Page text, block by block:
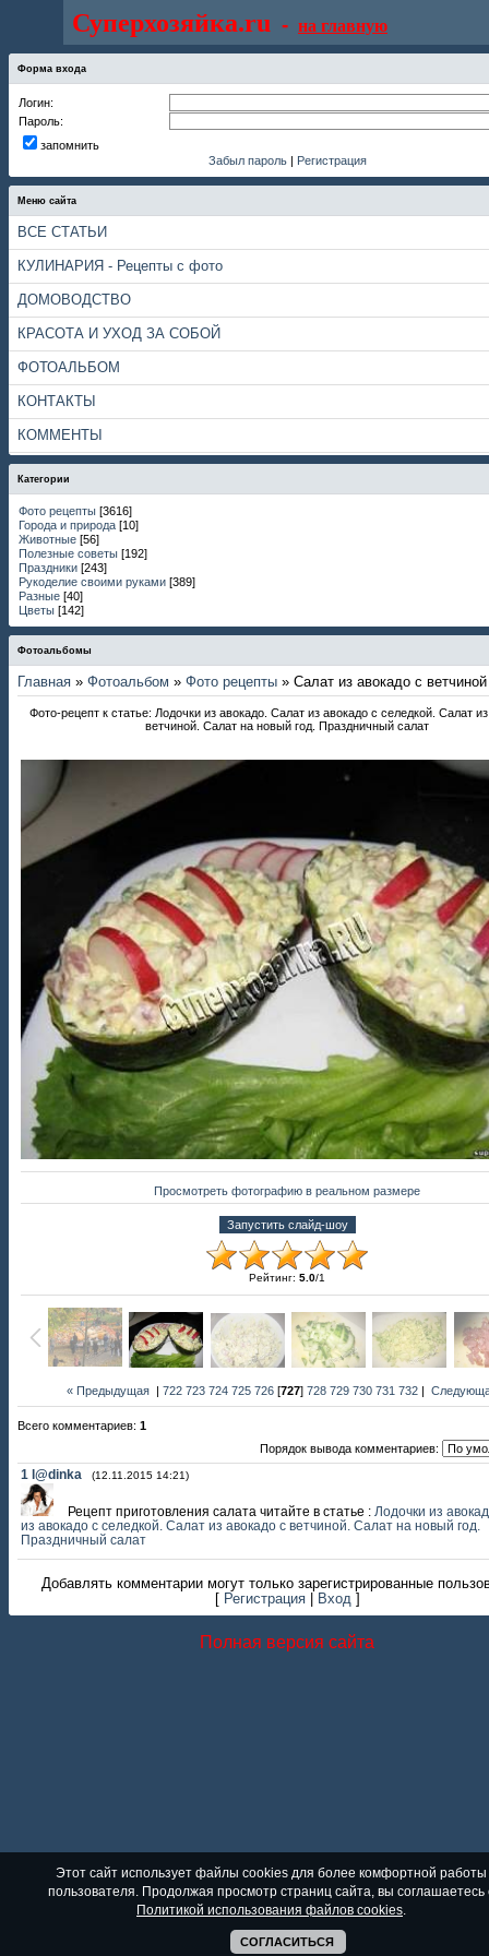
Суперхозяйка.ru - на главную
Форма входа
Логин:
Пароль:
запомнить
Забыл пароль | Регистрация
Меню сайта
ВСЕ СТАТЬИ
КУЛИНАРИЯ - Рецепты с фото
ДОМОВОДСТВО
КРАСОТА И УХОД ЗА СОБОЙ
ФОТОАЛЬБОМ
КОНТАКТЫ
КОММЕНТЫ
Категории
Фото рецепты [3616]
Города и природа [10]
Животные [56]
Полезные советы [192]
Праздники [243]
Рукоделие своими руками [389]
Разные [40]
Цветы [142]
Фотоальбомы
Главная » Фотоальбом » Фото рецепты » Салат из авокадо с ветчиной
Фото-рецепт к статье: Лодочки из авокадо. Салат из авокадо с селедкой. Салат
ветчиной. Салат на новый год. Праздничный салат
Просмотреть фотографию в реальном размере
Рейтинг: 5.0/1
« Предыдущая |722 723 724 725 726 [727]728 729 730 731 732 |
Всего комментариев: 1
Порядок вывода комментариев:
1 l@dinka (12.11.2015 14:21)
Рецепт приготовления салата читайте в статье : Лодочки из
из авокадо с селедкой. Салат из авокадо с ветчиной. Салат на новый год.
Праздничный салат
Добавлять комментарии могут только зарегистрированные
Регистрация Вход
Полная версия сайта
Этот сайт использует файлы cookies для более комфортной работы
пользователя. Продолжая просмотр страниц сайта, вы соглашаетесь
Политикой использования файлов cookies
СОГЛАСИТЬСЯ